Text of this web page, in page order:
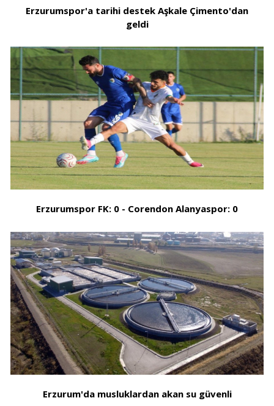
Erzurumspor'a tarihi destek Aşkale Çimento'dan
geldi
Erzurumspor FK: 0 - Corendon Alanyaspor: 0
Erzurum'da musluklardan akan su güvenli